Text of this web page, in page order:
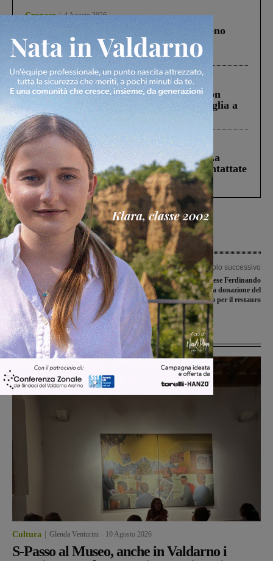
Cronaca 4 Agosto 2026
Un anno fa la strage in A1 in cui morirono
Gianni, Giulia e Franco. Lo schianto, il
processo, lo stop ai sorpassi fra tir....
Cronaca 3 Agosto 2026
Scomparso da una struttura di Castiglion
Fiorentino l’uomo che aveva ucciso la figlia a
Levane nel 2020
Cronaca 5 Agosto 2026
Continuano le ricerche di Miah Billal. La
Prefettura: “In caso di avvistamento contattate
il 112”
Articolo precedente
Sfida tutta fra valdarnesi a Rignano,
dove arriva la Sangiovannese
Articolo successivo
Sepolcreto del Marchese Ferdinando
Panciatichi, lunedì la donazione del
Comitato: 50mila euro per il restauro
Ultime Notizie
Cultura Glenda Venturini 10 Agosto 2026
S-Passo al Museo, anche in Valdarno i